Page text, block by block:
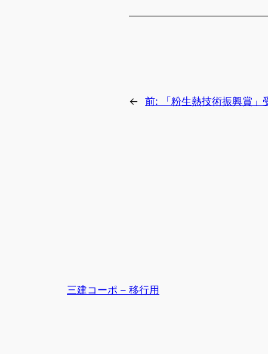
← 前: 「粉生熱技術振興賞
三建コーポ – 移行用